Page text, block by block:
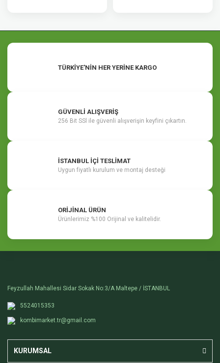
TÜRKİYE'NİN HER YERİNE KARGO
GÜVENLİ ALIŞVERİŞ
256 Bit SSl ile güvenli alışverişin keyfini çıkartın.
İSTANBUL İÇİ TESLİMAT
Uygun fiyatlı kurulum ve montaj desteği
ORİJİNAL ÜRÜN
Ürünlerimiz %100 Orijinal ve kalitelidir.
Feyzullah Mahallesi Sidar Sokak No:3/A Maltepe / İSTANBUL
5524015353
kombimarket.tr@gmail.com
KURUMSAL